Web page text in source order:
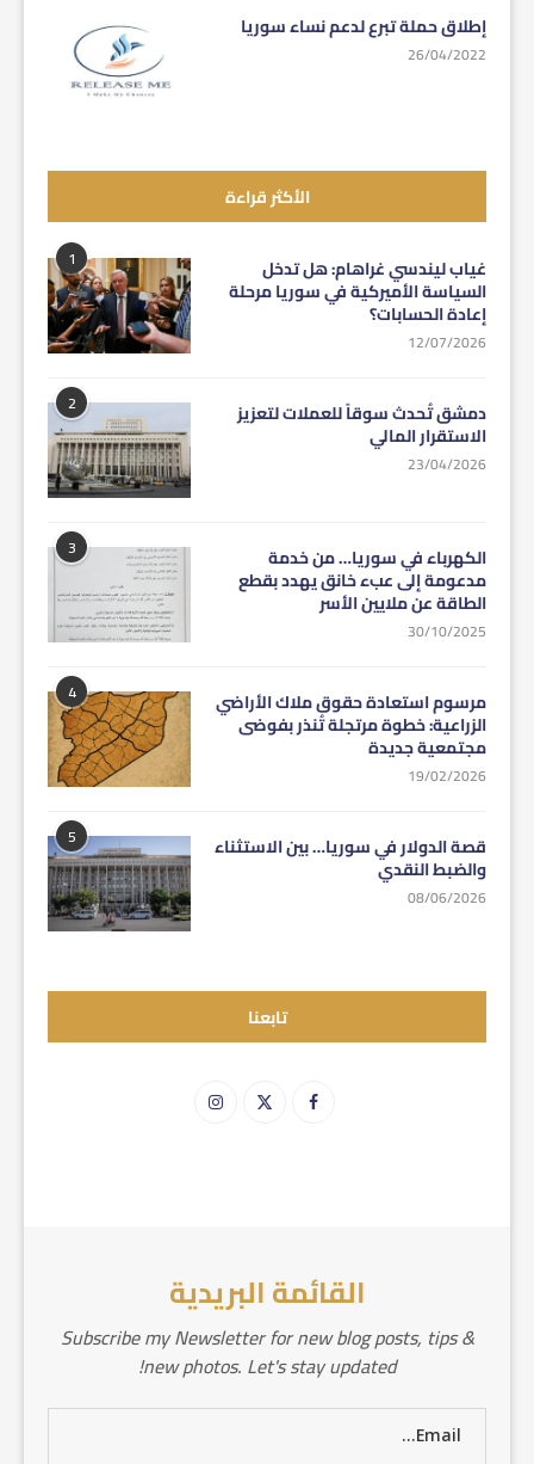
إطلاق حملة تبرع لدعم نساء سوريا
26/04/2022
الأكثر قراءة
1 غياب ليندسي غراهام: هل تدخل
السياسة الأميركية في سوريا مرحلة
إعادة الحسابات؟
12/07/2026
2 دمشق تُحدث سوقاً للعملات لتعزيز
الاستقرار المالي
23/04/2026
3 الكهرباء في سوريا… من خدمة
مدعومة إلى عبء خانق يهدد بقطع
الطاقة عن ملايين الأسر
30/10/2025
4 مرسوم استعادة حقوق ملاك الأراضي
الزراعية: خطوة مرتجلة تُنذر بفوضى
مجتمعية جديدة
19/02/2026
5 قصة الدولار في سوريا… بين الاستثناء
والضبط النقدي
08/06/2026
تابعنا
القائمة البريدية
Subscribe my Newsletter for new blog posts, tips &
new photos. Let's stay updated!